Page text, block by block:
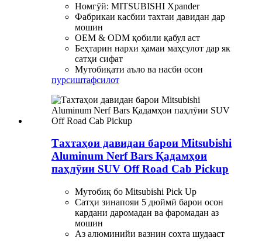
Номгӯй: MITSUBISHI Xpander
Фабрикаи касбии тахтаи давидан дар
мошин
OEM & ODM қобили қабул аст
Беҳтарин нархи ҳамаи маҳсулот дар як
сатҳи сифат
Мутобиқати аъло ва насби осон
пурсиштафсилот
Тахтаҳои давидан барои Mitsubishi
Aluminum Nerf Bars Қадамҳои
паҳлӯии SUV Off Road Cab Pickup
Мутобиқ бо Mitsubishi Pick Up
Сатҳи зинапояи 5 дюймӣ барои осон
кардани даромадан ва фаромадан аз
мошин
Аз алюминийи вазнин сохта шудааст